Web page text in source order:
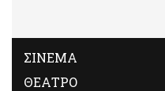
ΣΙΝΕΜΑ
ΘΕΑΤΡΟ